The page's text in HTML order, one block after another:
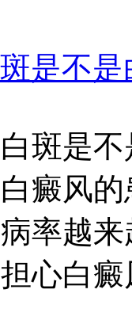
是不
斑是
癜风
率越
心白